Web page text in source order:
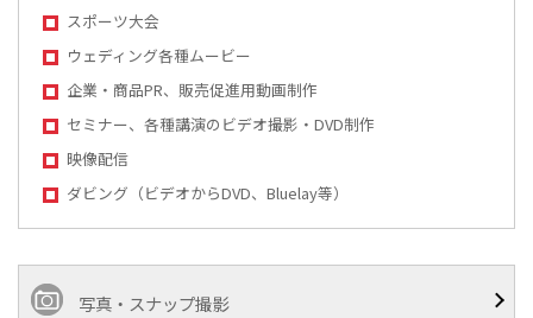
スポーツ大会
ウェディング各種ムービー
企業・商品PR、販売促進用動画制作
セミナー、各種講演のビデオ撮影・DVD制作
映像配信
ダビング（ビデオからDVD、Bluelay等）
写真・スナップ撮影